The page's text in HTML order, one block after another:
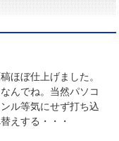
ほぼ仕上げました。
んでね。当然パソコ
ル等気にせず打ち込
えする・・・